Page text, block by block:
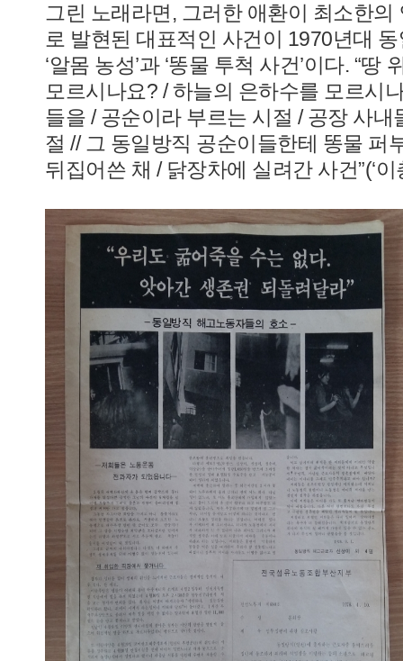
그린 노래라면, 그러한 애환이 최소한
로 발현된 대표적인 사건이 1970년대
‘알몸 농성’과 ‘똥물 투척 사건’이다. “
모르시나요? / 하늘의 은하수를 모르시
들을 / 공순이라 부르는 시절 / 공장 사
절 // 그 동일방직 공순이들한테 똥물 퍼
뒤집어쓴 채 / 닭장차에 실려간 사건”(‘이